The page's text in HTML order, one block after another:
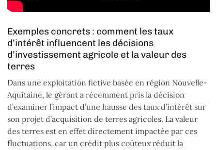
Exemples concrets : comment les taux
d’intérêt influencent les décisions
d’investissement agricole et la valeur des
terres
Dans une exploitation fictive basée en région Nouvelle-
Aquitaine, le gérant a récemment pris la décision
d’examiner l’impact d’une hausse des taux d’intérêt sur
son projet d’acquisition de terres agricoles. La valeur
des terres est en effet directement impactée par ces
fluctuations, car un crédit plus coûteux réduit la